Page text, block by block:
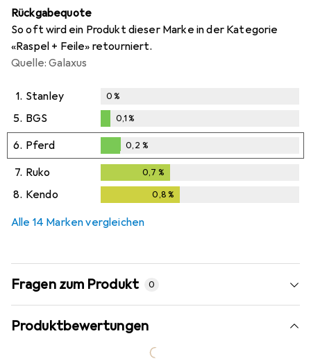
Rückgabequote
So oft wird ein Produkt dieser Marke in der Kategorie
«Raspel + Feile» retourniert.
Quelle: Galaxus
1. Stanley 0%
5. BGS
0,1%
0,1%
6. Pferd
0,2%
0,2 %
7. Ruko 0,7 %
8. Kendo 0,8 %
Alle 14 Marken vergleichen
Fragen zum Produkt 0
Produktbewertungen